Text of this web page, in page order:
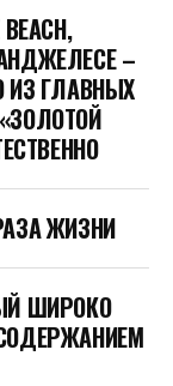
–
ИЗ ГЛАВНЫХ
ЖИЗНИ
ШИРОКО